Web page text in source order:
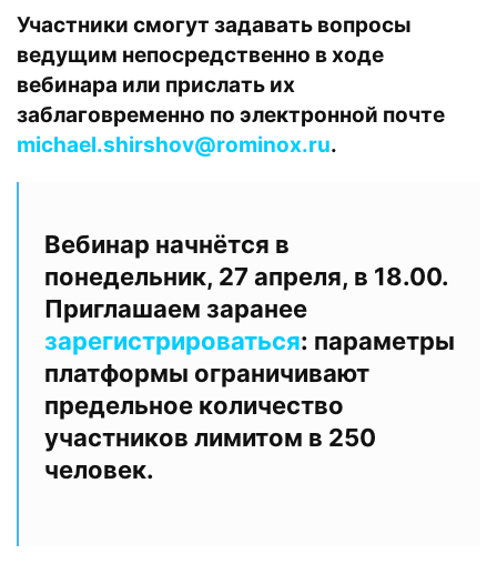
Участники смогут задавать вопросы
ведущим непосредственно в ходе
вебинара или прислать их
заблаговременно по электронной почте
michael.shirshov@rominox.ru.
Вебинар начнётся в
понедельник, 27 апреля, в 18.00.
Приглашаем заранее
зарегистрироваться: параметры
платформы ограничивают
предельное количество
участников лимитом в 250
человек.